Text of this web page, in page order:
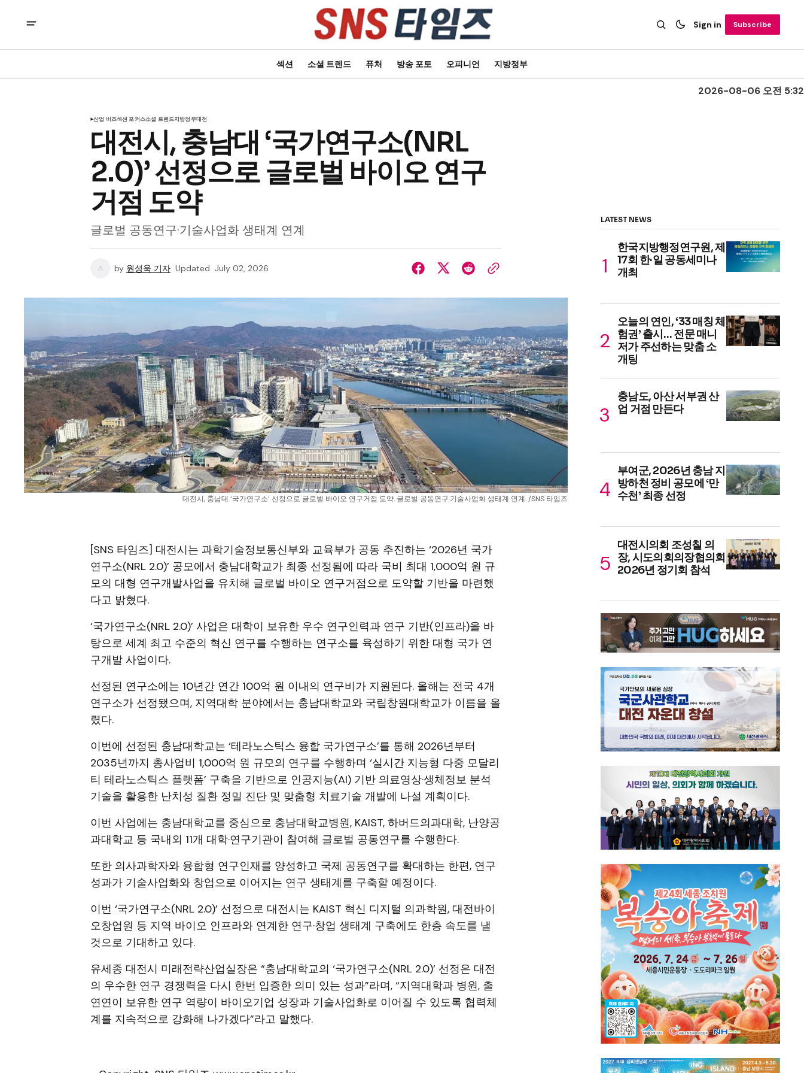
Sign in Subscribe
섹션 소셜 트렌드 퓨처 방송 포토 오피니언 지방정부
2026-08-06 오전 5:32
산업 비즈섹션 포커스소셜 트렌드지방정부대전
대전시, 충남대 ‘국가연구소(NRL
2.0)’ 선정으로 글로벌 바이오 연구
거점 도약
글로벌 공동연구·기술사업화 생태계 연계
by 원성욱 기자 Updated July 02, 2026
대전시, 충남대 ‘국가연구소’ 선정으로 글로벌 바이오 연구거점 도약. 글로벌 공동연구·기술사업화 생태계 연계. /SNS 타임즈
[SNS 타임즈] 대전시는 과학기술정보통신부와 교육부가 공동 추진하는 ‘2026년 국가
연구소(NRL 2.0)’ 공모에서 충남대학교가 최종 선정됨에 따라 국비 최대 1,000억 원 규
모의 대형 연구개발사업을 유치해 글로벌 바이오 연구거점으로 도약할 기반을 마련했
다고 밝혔다.
‘국가연구소(NRL 2.0)’ 사업은 대학이 보유한 우수 연구인력과 연구 기반(인프라)을 바
탕으로 세계 최고 수준의 혁신 연구를 수행하는 연구소를 육성하기 위한 대형 국가 연
구개발 사업이다.
선정된 연구소에는 10년간 연간 100억 원 이내의 연구비가 지원된다. 올해는 전국 4개
연구소가 선정됐으며, 지역대학 분야에서는 충남대학교와 국립창원대학교가 이름을 올
렸다.
이번에 선정된 충남대학교는 ‘테라노스틱스 융합 국가연구소’를 통해 2026년부터
2035년까지 총사업비 1,000억 원 규모의 연구를 수행하며 ‘실시간 지능형 다중 모달리
티 테라노스틱스 플랫폼’ 구축을 기반으로 인공지능(AI) 기반 의료영상·생체정보 분석
기술을 활용한 난치성 질환 정밀 진단 및 맞춤형 치료기술 개발에 나설 계획이다.
이번 사업에는 충남대학교를 중심으로 충남대학교병원, KAIST, 하버드의과대학, 난양공
과대학교 등 국내외 11개 대학·연구기관이 참여해 글로벌 공동연구를 수행한다.
또한 의사과학자와 융합형 연구인재를 양성하고 국제 공동연구를 확대하는 한편, 연구
성과가 기술사업화와 창업으로 이어지는 연구 생태계를 구축할 예정이다.
이번 ‘국가연구소(NRL 2.0)’ 선정으로 대전시는 KAIST 혁신 디지털 의과학원, 대전바이
오창업원 등 지역 바이오 인프라와 연계한 연구·창업 생태계 구축에도 한층 속도를 낼
것으로 기대하고 있다.
유세종 대전시 미래전략산업실장은 “충남대학교의 ‘국가연구소(NRL 2.0)’ 선정은 대전
의 우수한 연구 경쟁력을 다시 한번 입증한 의미 있는 성과”라며, “지역대학과 병원, 출
연연이 보유한 연구 역량이 바이오기업 성장과 기술사업화로 이어질 수 있도록 협력체
계를 지속적으로 강화해 나가겠다”라고 말했다.
LATEST NEWS
한국지방행정연구원, 제
17회 한·일 공동세미나
개최
오늘의 연인, ‘33 매칭 체
험권’ 출시… 전문 매니
저가 주선하는 맞춤 소
개팅
충남도, 아산 서부권 산
업 거점 만든다
부여군, 2026년 충남 지
방하천 정비 공모에 ‘만
수천’ 최종 선정
대전시의회 조성칠 의
장, 시도의회의장협의회
2026년 정기회 참석